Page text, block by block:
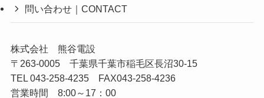
問い合わせ｜CONTACT
株式会社 熊谷電設
〒263-0005 千葉県千葉市稲毛区長沼30-15
TEL 043-258-4235 FAX043-258-4236
営業時間 8:00～17：00